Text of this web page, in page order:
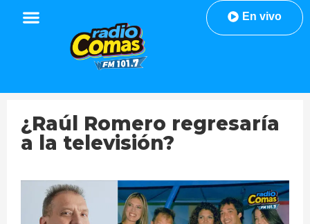
En vivo
¿Raúl Romero regresaría
a la televisión?